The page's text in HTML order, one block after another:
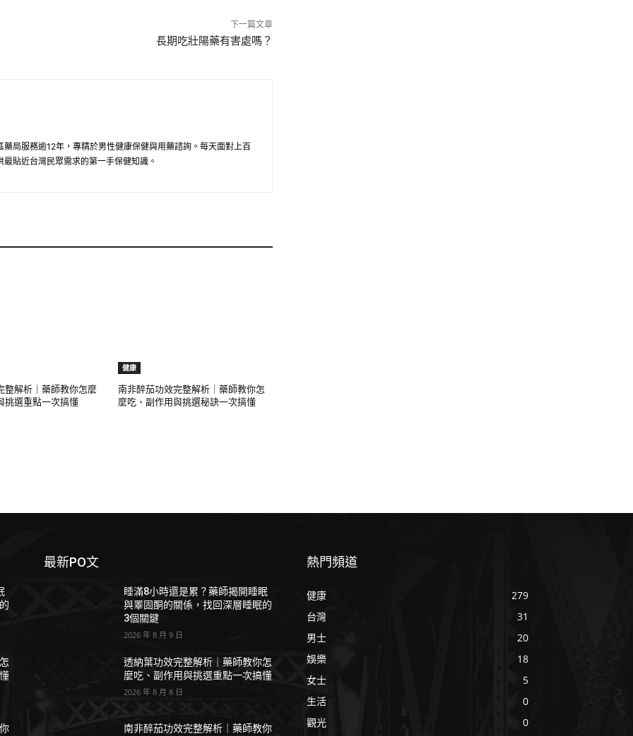
下一篇文章
長期吃壯陽藥有害處嗎？
局服務逾12年，專精於男性健康保健與用藥諮詢。每天面對上百
貼近台灣民眾需求的第一手保健知識。
整解析｜藥師教你怎麼
挑選重點一次搞懂
健康
南非醉茄功效完整解析｜藥師教你怎
麼吃、副作用與挑選秘訣一次搞懂
最新PO文
睡滿8小時還是累？藥師揭開睡眠
與睪固酮的關係，找回深層睡眠的
3個關鍵
2026 年 8 月 9 日
透納葉功效完整解析｜藥師教你怎
麼吃、副作用與挑選重點一次搞懂
2026 年 8 月 8 日
南非醉茄功效完整解析｜藥師教你
熱門頻道
健康
279
台灣
31
男士
20
娛樂
18
女士
5
生活
0
觀光
0